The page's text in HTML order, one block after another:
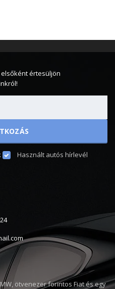
értesüljön
Használt autós hírlevél
ötvenezer forintos Fiat és egy